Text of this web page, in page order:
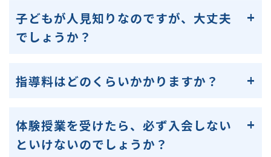
子どもが人見知りなのですが、大丈夫
でしょうか？
指導料はどのくらいかかりますか？
体験授業を受けたら、必ず入会しない
といけないのでしょうか？